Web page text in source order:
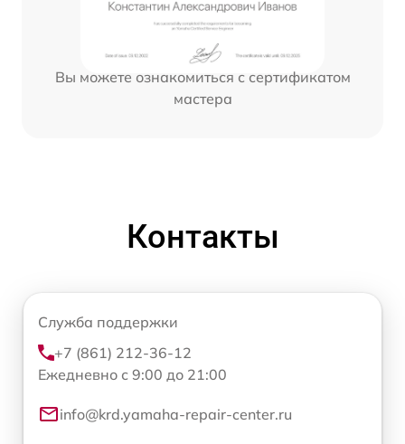
Вы можете ознакомиться с сертификатом
мастера
Контакты
Служба поддержки
+7 (861) 212-36-12
Ежедневно с 9:00 до 21:00
info@krd.yamaha-repair-center.ru